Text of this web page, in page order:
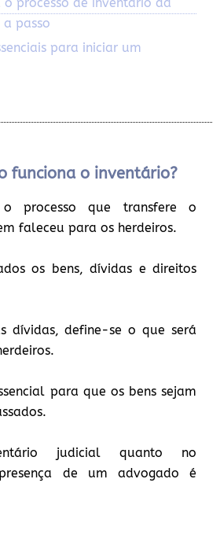
a passo
para iniciar um
funciona o inventário?
processo que transfere o
faleceu para os herdeiros.
os bens, dívidas e direitos
dívidas, define-se o que será
para que os bens sejam
judicial quanto no
de um advogado é